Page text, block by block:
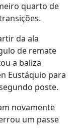
quarto de
da ala
de remate
a baliza
Eustáquio para
poste.
novamente
um passe